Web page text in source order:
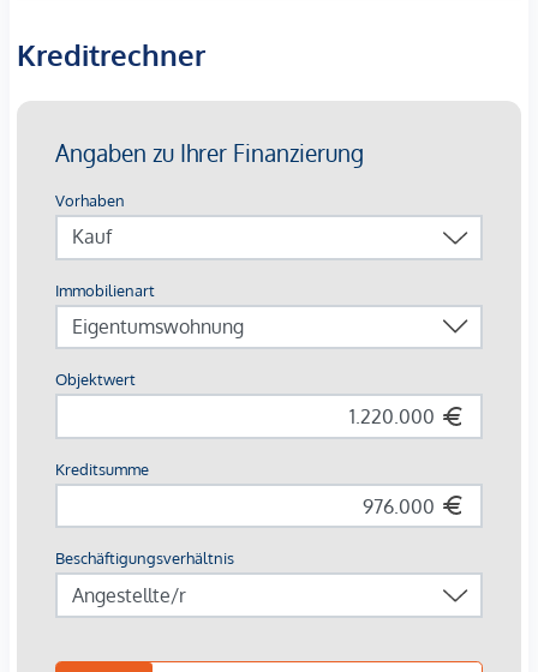
Wohnen in zentraler Lage schätzen.
Die Wohnungen sind teilweise bis Ende 2029 befristet
vermietet.
Kaufpreis
von € 36.800,- zzgl. 20 % USt.
Die monatliche Nettomiete für die Wohnung beträgt
Wir weisen darauf hin, dass zwischen dem Vermittler und
dem zu vermittelnden Dritten ein familiäres oder
wirtschaftliches Naheverhältnis besteht.
*Der Vertrag kommt nicht mit der INFINA Credit Broker
Immobilienunternehmen angeboten. Allfällige aus dem
Kreditrechner